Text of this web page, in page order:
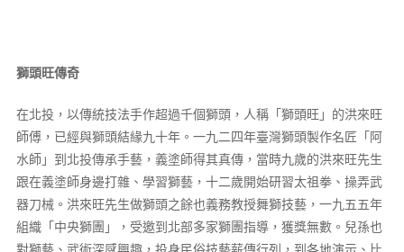
獅頭旺傳奇
在北投，以傳統技法手作超過千個獅頭，人稱「獅頭旺」的洪來旺
師傅，已經與獅頭結緣九十年。一九二四年臺灣獅頭製作名匠「阿
水師」到北投傳承手藝，義塗師得其真傳，當時九歲的洪來旺先生
跟在義塗師身邊打雜、學習獅藝，十二歲開始研習太祖拳、操弄武
器刀械。洪來旺先生做獅頭之餘也義務教授舞獅技藝，一九五五年
組織「中央獅團」，受邀到北部多家獅團指導，獲獎無數。兒孫也
對獅藝、武術深感興趣，投身民俗技藝薪傳行列，到各地演示、比